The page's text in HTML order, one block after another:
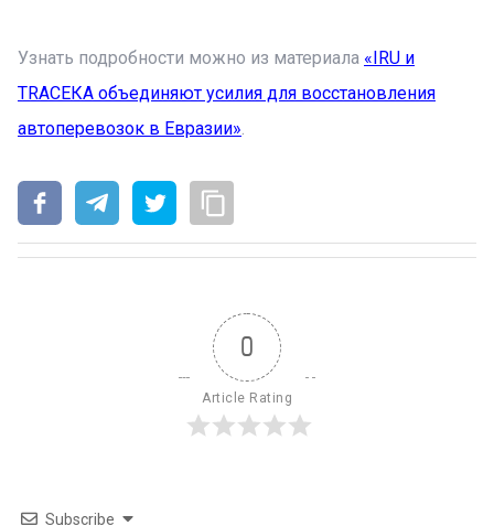
Узнать подробности можно из материала «IRU и
TRACEКA объединяют усилия для восстановления
автоперевозок в Евразии».
0
Article Rating
Subscribe